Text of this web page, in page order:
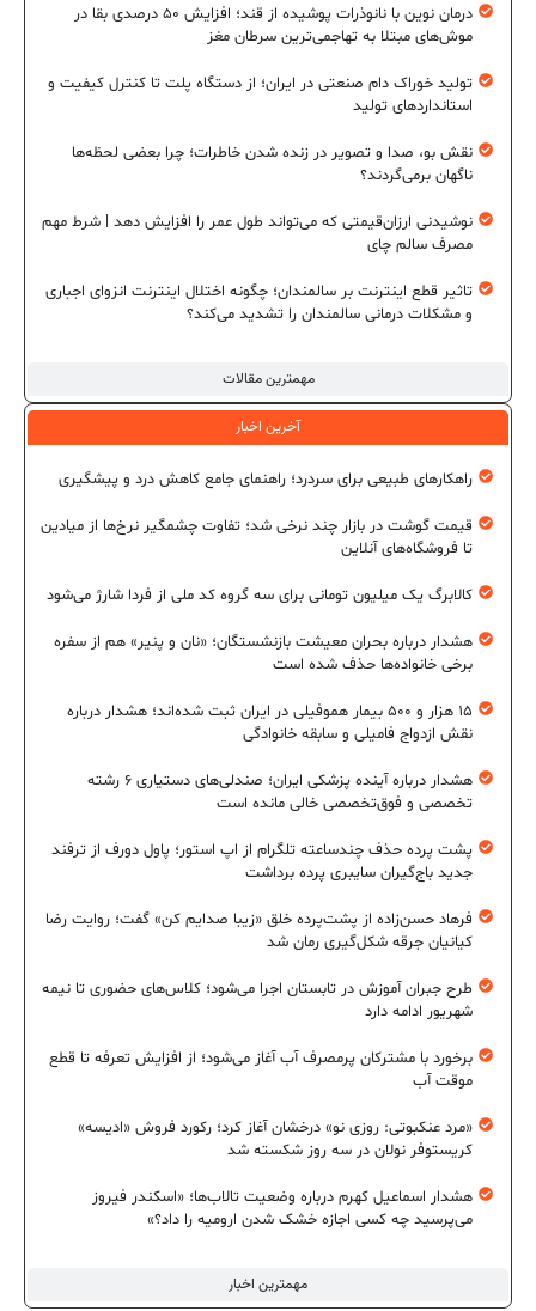
مهمترین مقالات
درمان نوین با نانوذرات پوشیده از قند؛ افزایش ۵۰ درصدی بقا در
موش‌های مبتلا به تهاجمی‌ترین سرطان مغز
تولید خوراک دام صنعتی در ایران؛ از دستگاه پلت تا کنترل کیفیت و
استانداردهای تولید
نقش بو، صدا و تصویر در زنده شدن خاطرات؛ چرا بعضی لحظه‌ها
ناگهان برمی‌گردند؟
نوشیدنی ارزان‌قیمتی که می‌تواند طول عمر را افزایش دهد | شرط مهم
مصرف سالم چای
تاثیر قطع اینترنت بر سالمندان؛ چگونه اختلال اینترنت انزوای اجباری
و مشکلات درمانی سالمندان را تشدید می‌کند؟
آخرین اخبار
مهمترین اخبار
راهکارهای طبیعی برای سردرد؛ راهنمای جامع کاهش درد و پیشگیری
قیمت گوشت در بازار چند نرخی شد؛ تفاوت چشمگیر نرخ‌ها از میادین
تا فروشگاه‌های آنلاین
کالابرگ یک میلیون تومانی برای سه گروه کد ملی از فردا شارژ می‌شود
هشدار درباره بحران معیشت بازنشستگان؛ «نان و پنیر» هم از سفره
برخی خانواده‌ها حذف شده است
۱۵ هزار و ۵۰۰ بیمار هموفیلی در ایران ثبت شده‌اند؛ هشدار درباره
نقش ازدواج فامیلی و سابقه خانوادگی
هشدار درباره آینده پزشکی ایران؛ صندلی‌های دستیاری ۶ رشته
تخصصی و فوق‌تخصصی خالی مانده است
پشت پرده حذف چندساعته تلگرام از اپ استور؛ پاول دورف از ترفند
جدید باج‌گیران سایبری پرده برداشت
فرهاد حسن‌زاده از پشت‌پرده خلق «زیبا صدایم کن» گفت؛ روایت رضا
کیانیان جرقه شکل‌گیری رمان شد
طرح جبران آموزش در تابستان اجرا می‌شود؛ کلاس‌های حضوری تا نیمه
شهریور ادامه دارد
برخورد با مشترکان پرمصرف آب آغاز می‌شود؛ از افزایش تعرفه تا قطع
موقت آب
«مرد عنکبوتی: روزی نو» درخشان آغاز کرد؛ رکورد فروش «ادیسه»
کریستوفر نولان در سه روز شکسته شد
هشدار اسماعیل کهرم درباره وضعیت تالاب‌ها؛ «اسکندر فیروز
می‌پرسید چه کسی اجازه خشک شدن ارومیه را داد؟»